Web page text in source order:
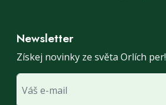
Newsletter
Získej novinky ze světa Orlích per!